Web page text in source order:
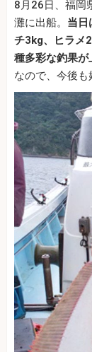
8月26日、福岡
灘に出船。 当日
チ3kg、ヒラメ
種多彩な釣果が
なので、今後も